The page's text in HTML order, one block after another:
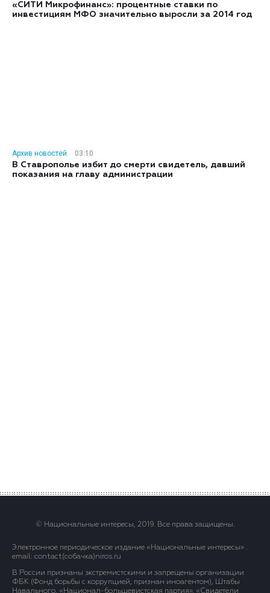
«СИТИ Микрофинанс»: процентные ставки по
инвестициям МФО значительно выросли за 2014 год
Архив новостей
03:10
В Ставрополье избит до смерти свидетель, давший
показания на главу администрации
© Национальные интересы, 2019. Все права защищены.
Электронное периодическое издание «Национальные интересы» .
email: contact(сoбaчка)niros.ru
В России признаны экстремистскими и запрещены организации
ФБК (Фонд борьбы с коррупцией, признан иноагентом), Штабы
Навального, «Национал-большевистская партия», «Свидетели